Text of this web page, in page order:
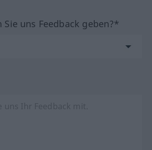
uns Feedback geben?*